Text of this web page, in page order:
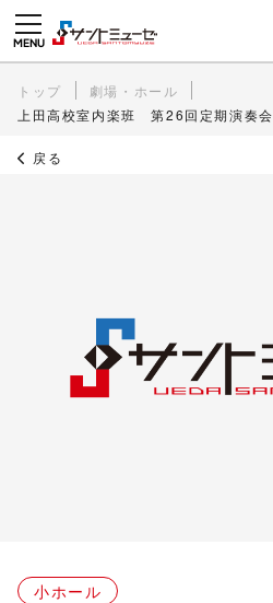
トップ
劇場・ホール
上田高校室内楽班 第26回定期演奏会
戻る
小ホール